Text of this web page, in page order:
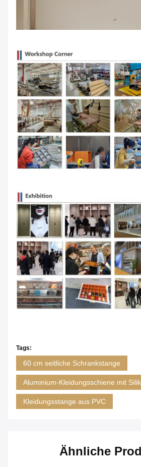
Tags:
60 cm seitliche Schrankstange
Aluminium-Kleidungsschiene mit
Kleidungsstange aus PVC
Ähnliche